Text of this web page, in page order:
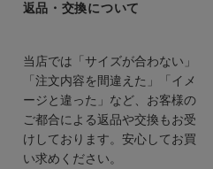
返品・交換について
当店では「サイズが合わない」
「注文内容を間違えた」「イメ
ージと違った」など、お客様の
ご都合による返品や交換もお受
けしております。安心してお買
い求めください。